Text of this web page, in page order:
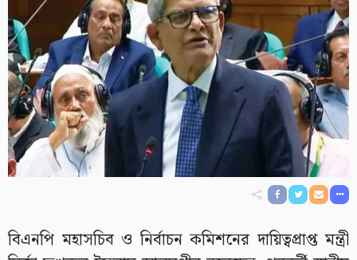
বিএনপি মহাসচিব ও নির্বাচন কমিশনের দায়িত্বপ্রাপ্ত মন্ত্রী